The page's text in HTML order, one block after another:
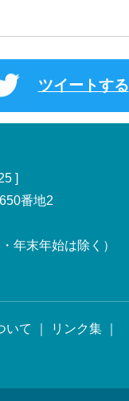
ツイートする
]
番地2
年末年始は除く）
いて リンク集